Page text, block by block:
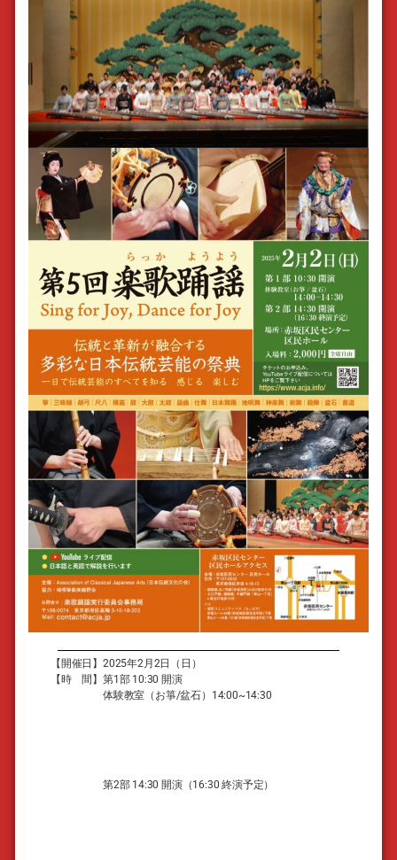
【開催日】2025年2月2日（日）
【時 間】第1部 10:30 開演
体験教室（お箏/盆石）14:00~14:30
第2部 14:30 開演（16:30 終演予定）